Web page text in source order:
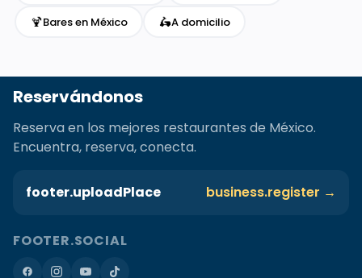
🍹Bares en México 🛵A domicilio
Reservándonos
Reserva en los mejores restaurantes de México.
Encuentra, reserva, conecta.
footer.uploadPlace business.register →
FOOTER.SOCIAL